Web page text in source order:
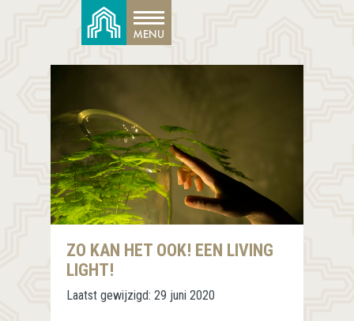
ZO KAN HET OOK! EEN LIVING
LIGHT!
Laatst gewijzigd: 29 juni 2020